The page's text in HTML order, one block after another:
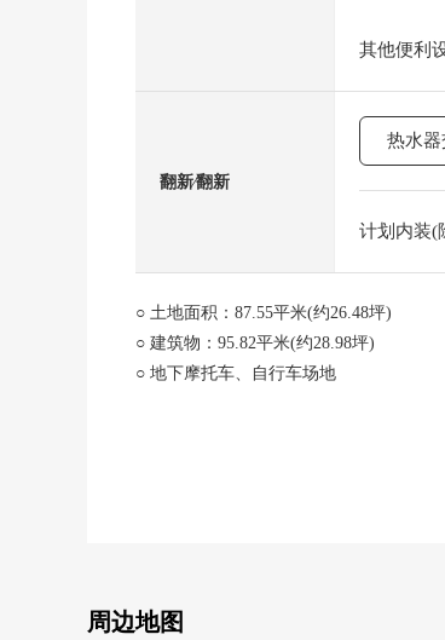
其他便利
翻新⁄翻新
热水器
计划内装(
○ 土地面积：87.55平米(约26.48坪)
○ 建筑物：95.82平米(约28.98坪)
○ 地下摩托车、自行车场地
周边地图